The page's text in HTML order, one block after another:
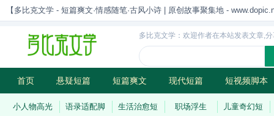
【多比克文学 - 短篇爽文·情感随笔·古风小诗 | 原创故事聚集地 -
多比克文学：欢迎作者在本站发表文章,
首页 悬疑短篇 短篇爽文 现代短篇 短视频脚本
古风小诗 科幻短篇 现代小诗 连载
小人物高光 语录适配脚 生活治愈短 职场浮生 儿童奇幻短